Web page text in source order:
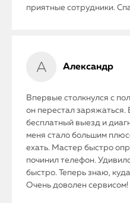
приятные сотрудники.
Александр
Впервые столкнулся с
он перестал
бесплатный выезд и
меня стало большим
ехать. Мастер быстро
починил телефон.
быстро. Теперь знаю,
Очень доволен сервисом!